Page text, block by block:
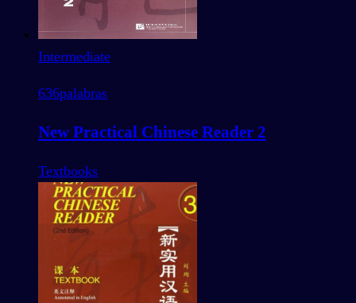
Intermediate
636palabras
New Practical Chinese Reader 2
Textbooks